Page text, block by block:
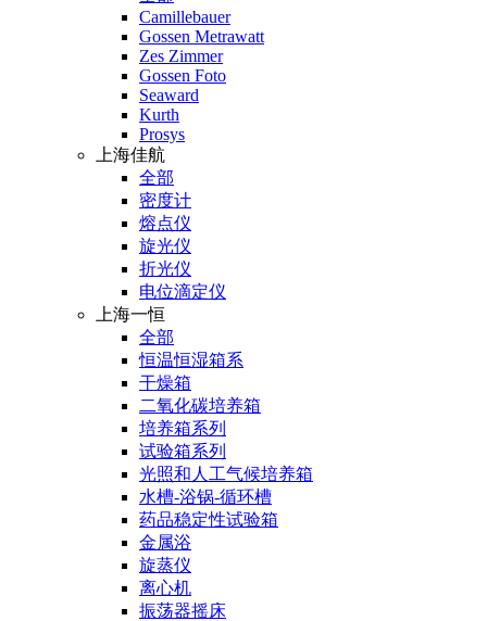
Camillebauer
Gossen Metrawatt
Zes Zimmer
Gossen Foto
Seaward
Kurth
Prosys
上海佳航
全部
密度计
熔点仪
旋光仪
折光仪
电位滴定仪
上海一恒
全部
恒温恒湿箱系
干燥箱
二氧化碳培养箱
培养箱系列
试验箱系列
光照和人工气候培养箱
水槽-浴锅-循环槽
药品稳定性试验箱
金属浴
旋蒸仪
离心机
振荡器摇床